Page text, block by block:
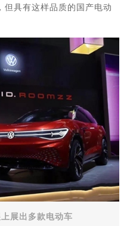
，但具有这样品质的国产电动
展出多款电动车